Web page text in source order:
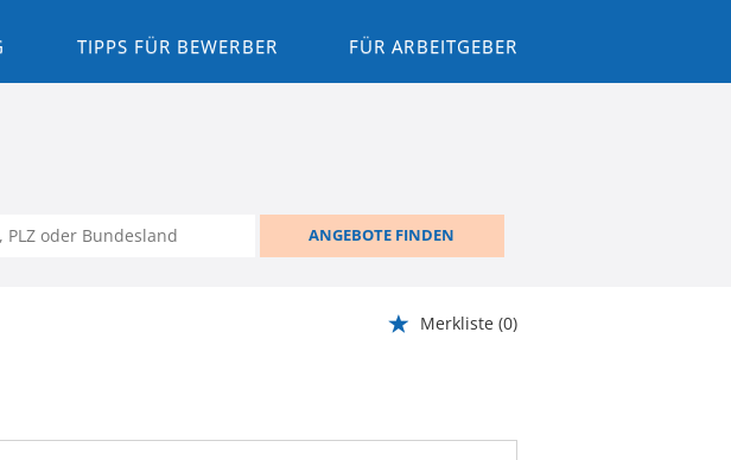
TIPPS FÜR BEWERBER FÜR ARBEITGEBER
ANGEBOTE FINDEN
Merkliste (0)